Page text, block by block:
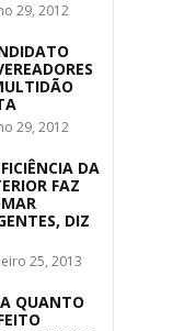
29, 2012
29, 2012
DA
FAZ
DIZ
25, 2013
QUANTO